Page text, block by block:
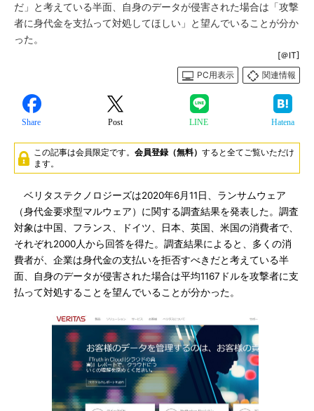
だ」と考えている半面、自身のデータが侵害された場合は「攻撃
者に身代金を支払って対処してほしい」と望んでいることが分か
った。
[＠IT]
PC用表示
関連情報
Share Post LINE Hatena
この記事は会員限定です。 会員登録（無料） すると全てご覧いただけ
ます。
ベリタステクノロジーズは2020年6月11日、ランサムウェア
（身代金要求型マルウェア）に関する調査結果を発表した。調査
対象は中国、フランス、ドイツ、日本、英国、米国の消費者で、
それぞれ2000人から回答を得た。調査結果によると、多くの消
費者が、企業は身代金の支払いを拒否すべきだと考えている半
面、自身のデータが侵害された場合は平均1167ドルを攻撃者に支
払って対処することを望んでいることが分かった。